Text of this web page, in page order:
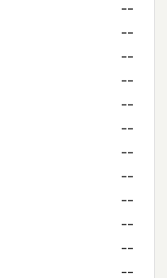
--
--
--
--
--
--
--
--
--
--
--
--